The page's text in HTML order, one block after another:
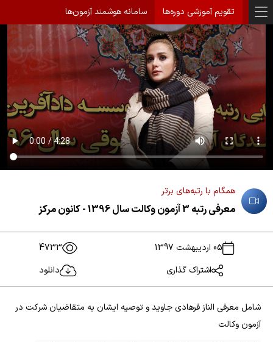
تقویم آموزشی دوره‌ها سامانه هوشمند آزمون‌ها
معرفی رتبه 3 آزمون وکالت سال 1396 - کانون مرکز
همگام با رتبه‌های برتر
05 اردیبهشت 1397
4733
اشتراک گذاری
دانلود
شامل معرفی الناز فرهادی جاوید و توصیه ایشان به متقاضیان شرکت در
آزمون وکالت